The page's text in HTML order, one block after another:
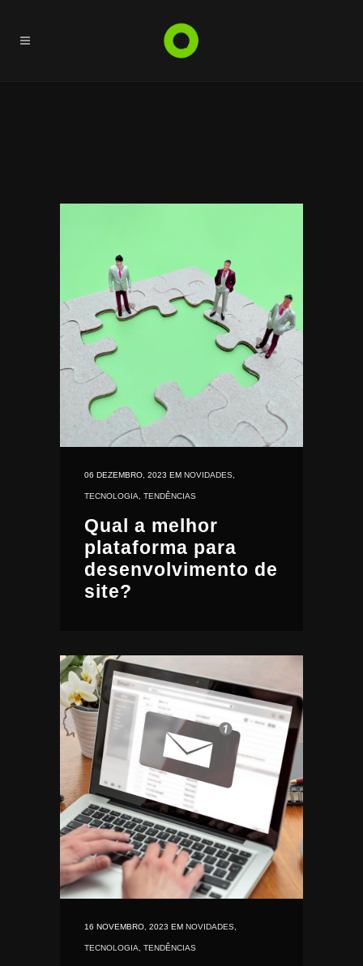
06 DEZEMBRO, 2023 EM NOVIDADES
TECNOLOGIA TENDÊNCIAS
Qual a melhor
plataforma para
desenvolvimento de
site?
16 NOVEMBRO, 2023 EM NOVIDADES
TECNOLOGIA TENDÊNCIAS